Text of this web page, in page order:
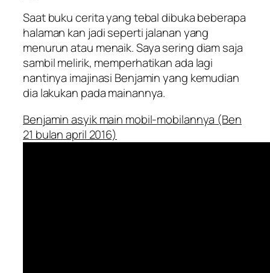
Saat buku cerita yang tebal dibuka beberapa
halaman kan jadi seperti jalanan yang
menurun atau menaik. Saya sering diam saja
sambil melirik, memperhatikan ada lagi
nantinya imajinasi Benjamin yang kemudian
dia lakukan pada mainannya.
Benjamin asyik main mobil-mobilannya (Ben
21 bulan april 2016)